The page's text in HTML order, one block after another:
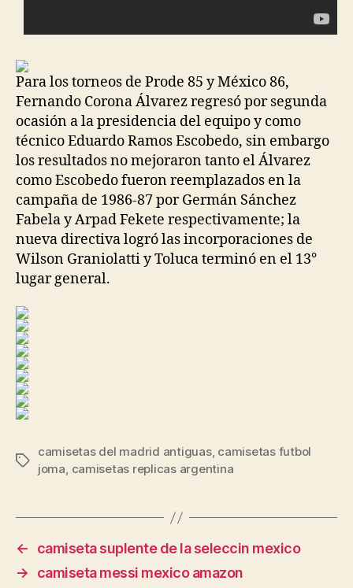
Para los torneos de Prode 85 y México 86,
Fernando Corona Álvarez regresó por segunda
ocasión a la presidencia del equipo y como
técnico Eduardo Ramos Escobedo, sin embargo
los resultados no mejoraron tanto el Álvarez
como Escobedo fueron reemplazados en la
campaña de 1986-87 por Germán Sánchez
Fabela y Arpad Fekete respectivamente; la
nueva directiva logró las incorporaciones de
Wilson Graniolatti y Toluca terminó en el 13°
lugar general.
Etiquetas
camisetas del madrid antiguas, camisetas futbol
joma, camisetas replicas argentina
←
camiseta suplente de la seleccin mexico
→
camiseta messi mexico amazon